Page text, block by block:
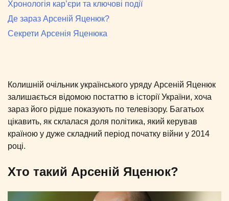
Хронологія кар’єри та ключові події
Де зараз Арсеній Яценюк?
Секрети Арсенія Яценюка
Колишній очільник українського уряду Арсеній Яценюк
залишається відомою постаттю в історії України, хоча
зараз його рідше показують по телевізору. Багатьох
цікавить, як склалася доля політика, який керував
країною у дуже складний період початку війни у 2014
році.
Хто такий Арсеній Яценюк?